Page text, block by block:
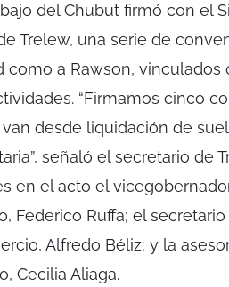
del Chubut firmó con el
Trelew, una serie de
como a Rawson, vinculados
“Firmamos cinco
desde liquidación de
señaló el secretario de
en el acto el
Federico Ruffa; el
Alfredo Béliz; y la
Cecilia Aliaga.